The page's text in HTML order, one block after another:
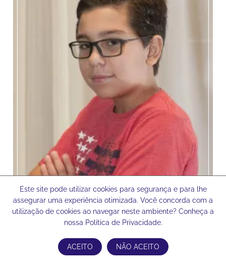
Este site pode utilizar cookies para segurança e para lhe
assegurar uma experiência otimizada. Você concorda com a
utilização de cookies ao navegar neste ambiente? Conheça a
nossa Política de Privacidade.
ACEITO NÃO ACEITO